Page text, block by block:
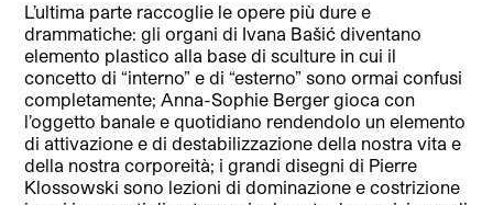
L’ultima parte raccoglie le opere più dure e
drammatiche: gli organi di Ivana Bašić diventano
elemento plastico alla base di sculture in cui il
concetto di “interno” e di “esterno” sono ormai confusi
completamente; Anna-Sophie Berger gioca con
l’oggetto banale e quotidiano rendendolo un elemento
di attivazione e di destabilizzazione della nostra vita e
della nostra corporeità; i grandi disegni di Pierre
Klossowski sono lezioni di dominazione e costrizione